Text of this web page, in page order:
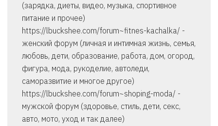
(зарядка, диеты, видео, музыка, спортивное
питание и прочее)
https://lbuckshee.com/forum~fitnes-kachalka/ -
женский форум (личная и интимная жизнь, семья,
любовь, дети, образование, работа, дом, огород,
фигура, мода, рукоделие, автоледи,
саморазвитие и многое другое)
https://lbuckshee.com/forum~shoping-moda/ -
мужской форум (здоровье, стиль, дети, секс,
авто, мото, уход и так далее)